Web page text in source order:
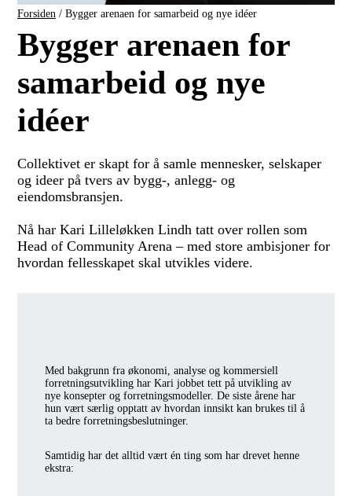
Forsiden / Bygger arenaen for samarbeid og nye idéer
Bygger arenaen for
samarbeid og nye
idéer
Collektivet er skapt for å samle mennesker, selskaper
og ideer på tvers av bygg-, anlegg- og
eiendomsbransjen.
Nå har Kari Lilleløkken Lindh tatt over rollen som
Head of Community Arena – med store ambisjoner for
hvordan fellesskapet skal utvikles videre.
Med bakgrunn fra økonomi, analyse og kommersiell
forretningsutvikling har Kari jobbet tett på utvikling av
nye konsepter og forretningsmodeller. De siste årene har
hun vært særlig opptatt av hvordan innsikt kan brukes til å
ta bedre forretningsbeslutninger.
Samtidig har det alltid vært én ting som har drevet henne
ekstra: